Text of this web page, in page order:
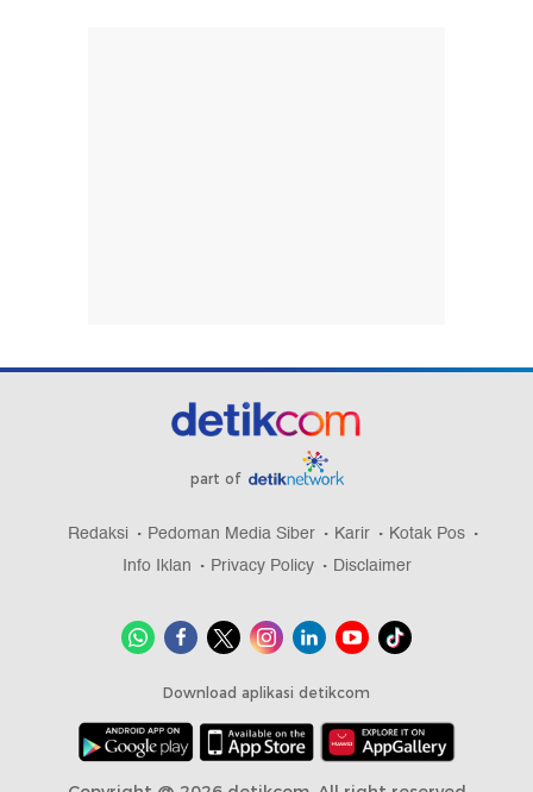
part of
Redaksi Pedoman Media Siber Karir
Kotak Pos
Info Iklan
Privacy Policy Disclaimer
Download aplikasi detikcom